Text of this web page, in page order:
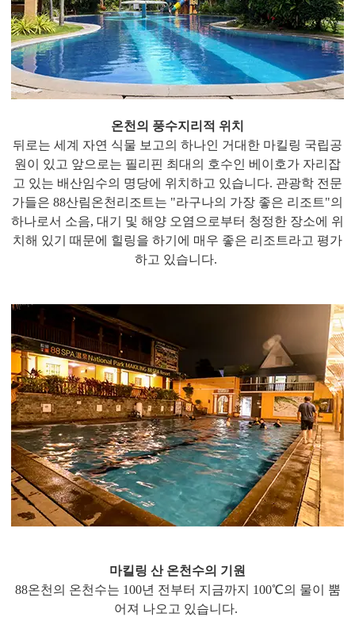
온천의 풍수지리적 위치
뒤로는 세계 자연 식물 보고의 하나인 거대한 마킬링 국립공
원이 있고 앞으로는 필리핀 최대의 호수인 베이호가 자리잡
고 있는 배산임수의 명당에 위치하고 있습니다. 관광학 전문
가들은 88산림온천리조트는 "라구나의 가장 좋은 리조트"의
하나로서 소음, 대기 및 해양 오염으로부터 청정한 장소에 위
치해 있기 때문에 힐링을 하기에 매우 좋은 리조트라고 평가
하고 있습니다.
마킬링 산 온천수의 기원
88온천의 온천수는 100년 전부터 지금까지 100℃의 물이 뿜
어져 나오고 있습니다.